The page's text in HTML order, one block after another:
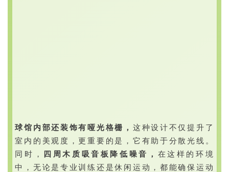
球馆内部还装饰有哑光格栅， 这种设计不仅提升了
室内的美观度，更重要的是，它有助于分散光线。
同时，
四周木质吸音板降低噪音， 在这样的环境
中，无论是专业训练还是休闲运动，都能确保运动